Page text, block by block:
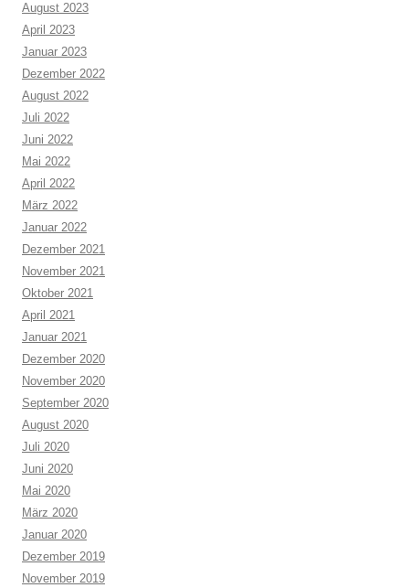
August 2023
April 2023
Januar 2023
Dezember 2022
August 2022
Juli 2022
Juni 2022
Mai 2022
April 2022
März 2022
Januar 2022
Dezember 2021
November 2021
Oktober 2021
April 2021
Januar 2021
Dezember 2020
November 2020
September 2020
August 2020
Juli 2020
Juni 2020
Mai 2020
März 2020
Januar 2020
Dezember 2019
November 2019